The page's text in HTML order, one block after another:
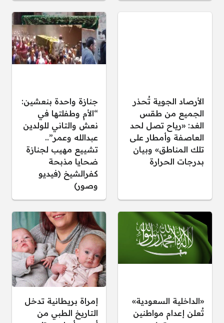
الأرصاد الجوية تُحذر
الجميع من طقس
الغد: «رياح تصل لحد
العاصفة وأمطار على
تلك المناطق» وبيان
بدرجات الحرارة
جنازة واحدة بنعشين:
“الأم وطفلتها في
نعش والتاني للولدين
عبدالله وعمر”..
تشييع مهيب لجنازة
ضحايا مذبحة
كفرالشيخ (فيديو
وصور)
«الداخلية السعودية»
تُعلن إعدام مواطنين
إمراة بريطانية تدخل
التاريخ الطبي من